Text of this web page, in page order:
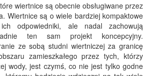
wiertnice są obecnie obsługiwane przez
Wiertnice są o wiele bardziej kompaktowe
odpowiedniki, ale nadal zachowują
ten sam projekt koncepcyjny.
ze sobą studni wiertniczej za granicę
zamieszkałego przez tych, którzy
wody, jest czymś, co nie jest tylko godne